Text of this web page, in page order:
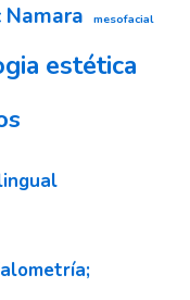
Namara mesofacial
estética